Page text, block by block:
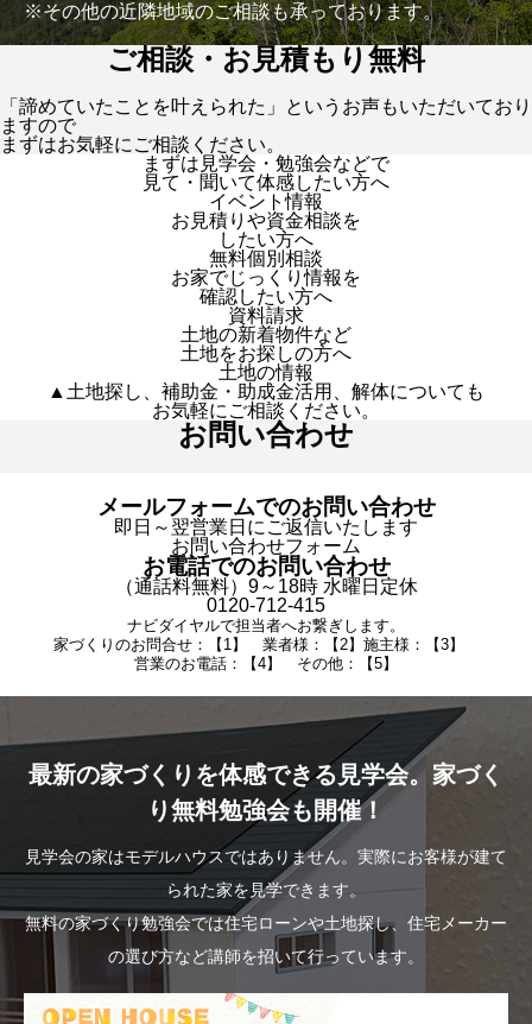
※その他の近隣地域のご相談も承っております。
ご相談・お見積もり無料
「諦めていたことを叶えられた」というお声もいただいており
ますので
まずはお気軽にご相談ください。
まずは見学会・勉強会などで
見て・聞いて体感したい方へ
イベント情報
お見積りや資金相談を
したい方へ
無料個別相談
お家でじっくり情報を
確認したい方へ
資料請求
土地の新着物件など
土地をお探しの方へ
土地の情報
▲土地探し、補助金・助成金活用、解体についても
お気軽にご相談ください。
お問い合わせ
メールフォームでのお問い合わせ
即日～翌営業日にご返信いたします
お問い合わせフォーム
お電話でのお問い合わせ
（通話料無料）9～18時 水曜日定休
0120-712-415
ナビダイヤルで担当者へお繋ぎします。
家づくりのお問合せ：【1】 業者様：【2】施主様：【3】
営業のお電話：【4】 その他：【5】
最新の家づくりを体感できる見学会。家づく
り無料勉強会も開催！
見学会の家はモデルハウスではありません。実際にお客様が建て
られた家を見学できます。
無料の家づくり勉強会では住宅ローンや土地探し、住宅メーカー
の選び方など講師を招いて行っています。